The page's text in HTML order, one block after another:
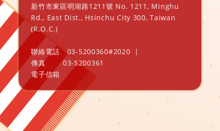
新竹市東區明湖路1211號 No. 1211, Minghu
Rd., East Dist., Hsinchu City 300, Taiwan
(R.O.C.)
聯絡電話 03-5200360#2020
|
傳真
03-5200361
電子信箱